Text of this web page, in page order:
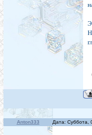
Anton333 Дата: Суббота,